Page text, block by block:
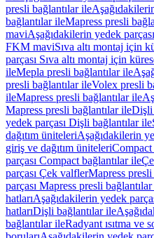
presli bağlantılar ile
bağlantılar ileMapress presli
maviAşağıdakilerin yedek
FKM maviSıva altı montaj için
parçası Sıva altı montaj için
ileMepla presli bağlantılar ile
presli bağlantılar ileVolex presli
ileMapress presli bağlantılar ile
Mapress presli bağlantılar ileDişli
yedek parçası Dişli bağlantılar ile
dağıtım üniteleriAşağıdakilerin
giriş ve dağıtım üniteleriCompact
parçası Compact bağlantılar ile
parçası Çek valflerMapress
parçası Mapress presli
hatlarıAşağıdakilerin yedek
hatlarıDişli bağlantılar ile
bağlantılar ileRadyant ısıtma ve